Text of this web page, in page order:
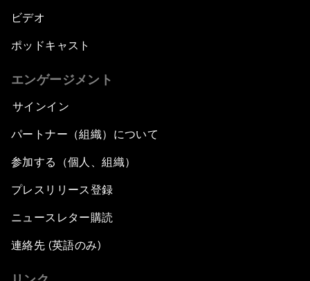
ビデオ
ポッドキャスト
エンゲージメント
サインイン
パートナー（組織）について
参加する（個人、組織）
プレスリリース登録
ニュースレター購読
連絡先 (英語のみ)